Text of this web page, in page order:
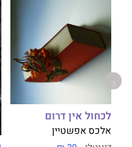
לכחול אין דרום
אלכס אפשטיין